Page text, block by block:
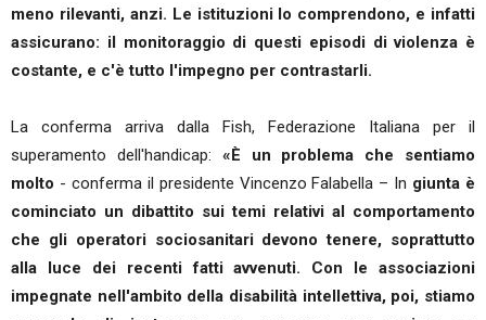
meno rilevanti, anzi. Le istituzioni lo comprendono, e infatti
assicurano: il monitoraggio di questi episodi di violenza è
costante, e c'è tutto l'impegno per contrastarli.
La conferma arriva dalla Fish, Federazione Italiana per il
superamento dell'handicap: «È un problema che sentiamo
molto - conferma il presidente Vincenzo Falabella – In giunta è
cominciato un dibattito sui temi relativi al comportamento
che gli operatori sociosanitari devono tenere, soprattutto
alla luce dei recenti fatti avvenuti. Con le associazioni
impegnate nell'ambito della disabilità intellettiva, poi, stiamo